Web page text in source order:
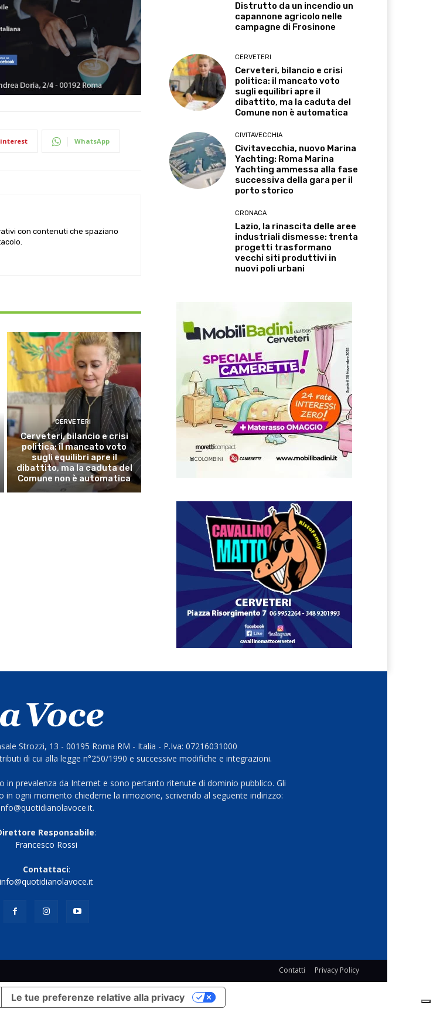
WhatsApp
con contenuti che spaziano
CERVETERI
Cerveteri, bilancio e crisi
politica: il mancato voto
sugli equilibri apre il
dibattito, ma la caduta del
Comune non è automatica
Distrutto da un incendio un
capannone agricolo nelle
campagne di Frosinone
CERVETERI
Cerveteri, bilancio e crisi
politica: il mancato voto
sugli equilibri apre il
dibattito, ma la caduta del
Comune non è automatica
CIVITAVECCHIA
Civitavecchia, nuovo Marina
Yachting: Roma Marina
Yachting ammessa alla fase
successiva della gara per il
porto storico
CRONACA
Lazio, la rinascita delle aree
industriali dismesse: trenta
progetti trasformano
vecchi siti produttivi in
nuovi poli urbani
Strozzi, 13 - 00195 Roma RM - Italia - P.Iva: 07216031000
di cui alla legge n°250/1990 e successive modifiche e integrazioni.
prevalenza da Internet e sono pertanto ritenute di dominio pubblico. Gli
ogni momento chiederne la rimozione, scrivendo al seguente indirizzo:
Responsabile:
Francesco Rossi
Contattaci:
info@quotidianolavoce.it
Contatti Privacy Policy
Le tue preferenze relative alla privacy